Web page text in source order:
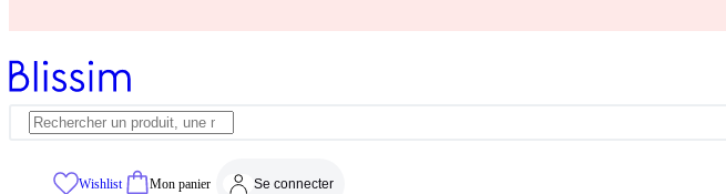
Wishlist Mon panier Se connecter